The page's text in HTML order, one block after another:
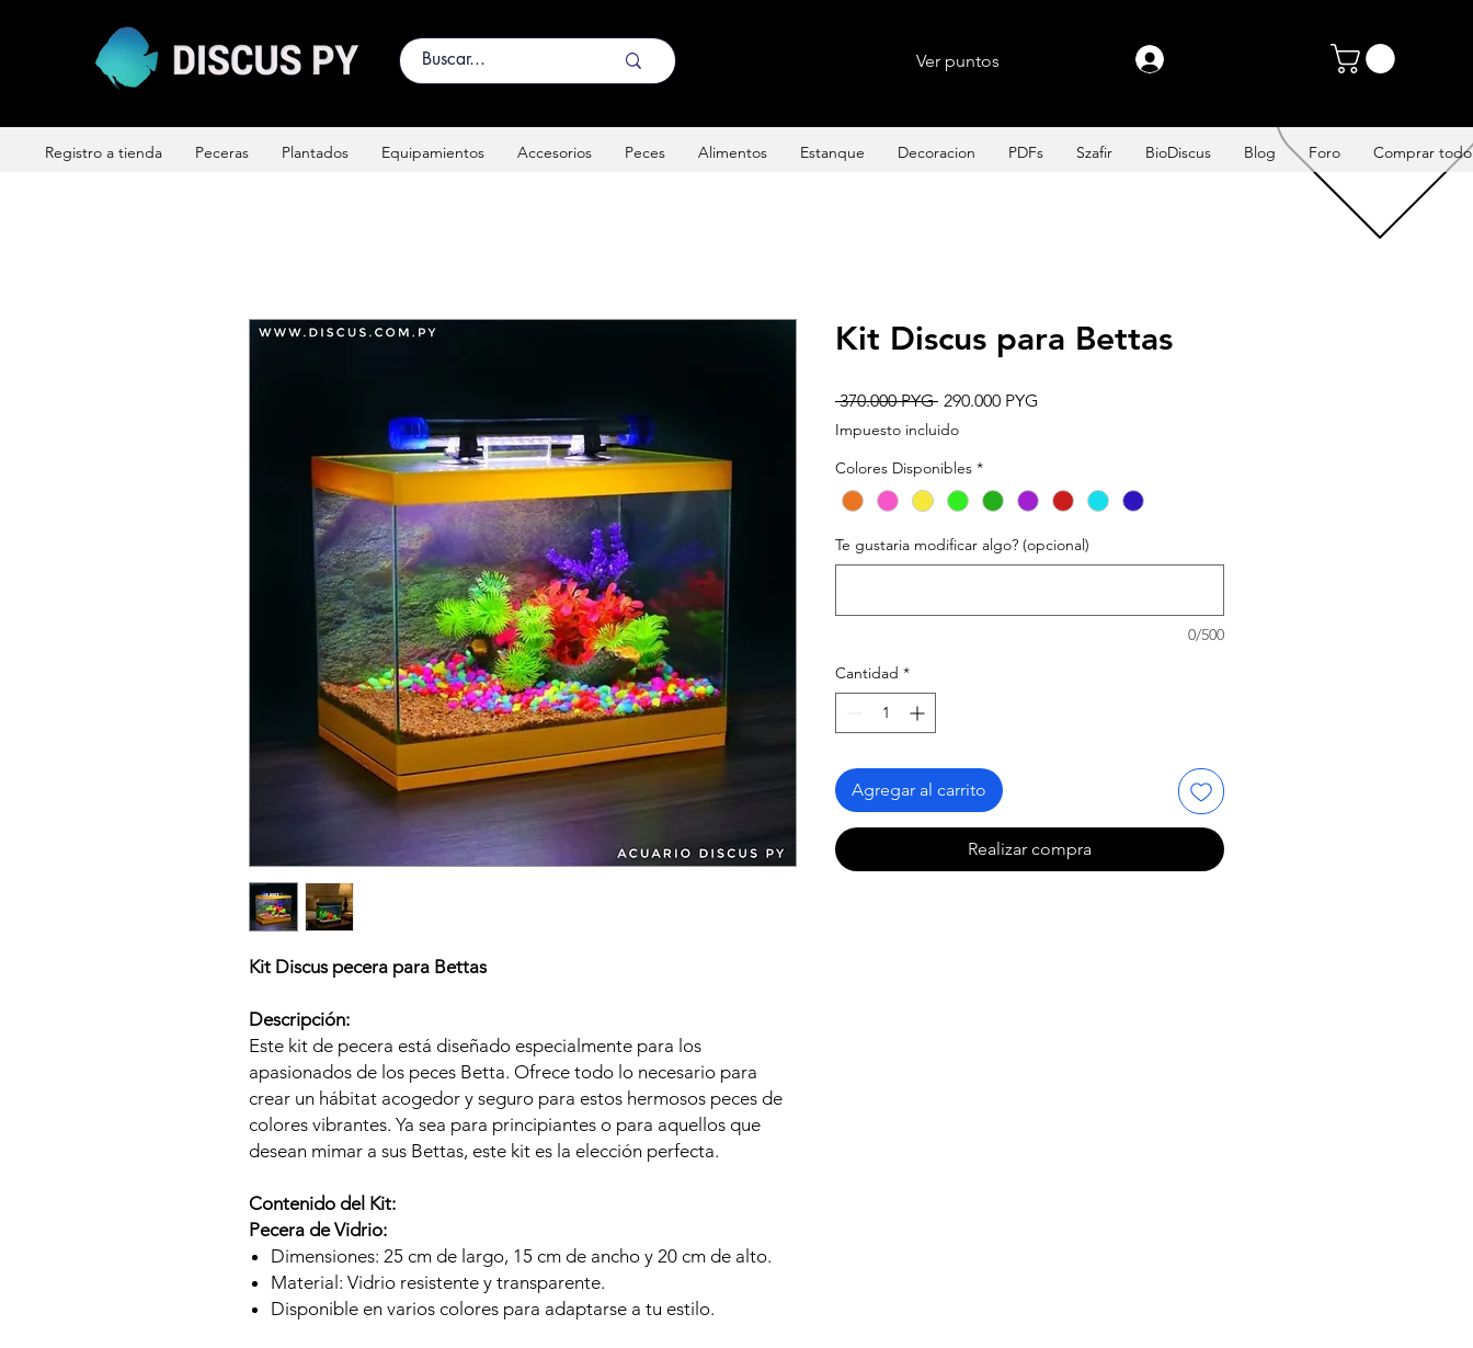
PROMOCIONES
Ver puntos
Registro a tienda Peceras Plantados Equipamientos Accesorios Peces Alimentos Estanque Decoracion PDFs Szafir BioDiscus Blog Foro Comprar todo
Kit Discus pecera para Bettas
Descripción:
Este kit de pecera está diseñado especialmente para los
apasionados de los peces Betta. Ofrece todo lo necesario para
crear un hábitat acogedor y seguro para estos hermosos peces de
colores vibrantes. Ya sea para principiantes o para aquellos que
desean mimar a sus Bettas, este kit es la elección perfecta.
Contenido del Kit:
Pecera de Vidrio:
Dimensiones: 25 cm de largo, 15 cm de ancho y 20 cm de alto.
Material: Vidrio resistente y transparente.
Disponible en varios colores para adaptarse a tu estilo.
Kit Discus para Bettas
370.000 PYG Precio
290.000 PYG
Impuesto incluido
Colores Disponibles *
Te gustaria modificar algo? (opcional)
0/500
Cantidad *
Agregar al carrito
Realizar compra